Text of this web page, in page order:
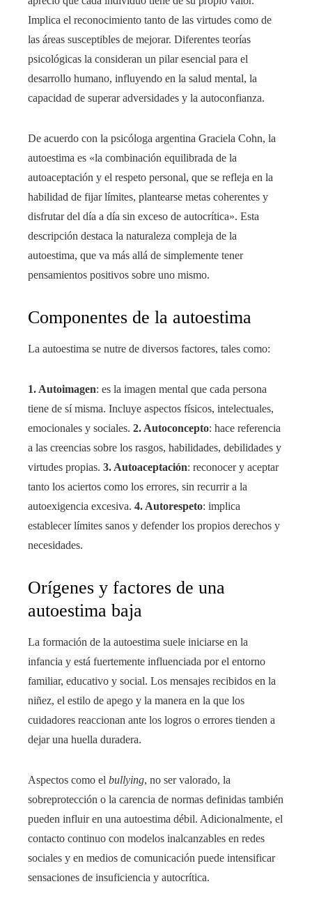
Implica el reconocimiento tanto de las virtudes como de
las áreas susceptibles de mejorar. Diferentes teorías
psicológicas la consideran un pilar esencial para el
desarrollo humano, influyendo en la salud mental, la
capacidad de superar adversidades y la autoconfianza.
De acuerdo con la psicóloga argentina Graciela Cohn, la
autoestima es «la combinación equilibrada de la
autoaceptación y el respeto personal, que se refleja en la
habilidad de fijar límites, plantearse metas coherentes y
disfrutar del día a día sin exceso de autocrítica». Esta
descripción destaca la naturaleza compleja de la
autoestima, que va más allá de simplemente tener
pensamientos positivos sobre uno mismo.
Componentes de la autoestima
La autoestima se nutre de diversos factores, tales como:
1. Autoimagen: es la imagen mental que cada persona
tiene de sí misma. Incluye aspectos físicos, intelectuales,
emocionales y sociales. 2. Autoconcepto: hace referencia
a las creencias sobre los rasgos, habilidades, debilidades y
virtudes propias. 3. Autoaceptación: reconocer y aceptar
tanto los aciertos como los errores, sin recurrir a la
autoexigencia excesiva. 4. Autorespeto: implica
establecer límites sanos y defender los propios derechos y
necesidades.
Orígenes y factores de una
autoestima baja
La formación de la autoestima suele iniciarse en la
infancia y está fuertemente influenciada por el entorno
familiar, educativo y social. Los mensajes recibidos en la
niñez, el estilo de apego y la manera en la que los
cuidadores reaccionan ante los logros o errores tienden a
dejar una huella duradera.
Aspectos como el bullying, no ser valorado, la
sobreprotección o la carencia de normas definidas también
pueden influir en una autoestima débil. Adicionalmente, el
contacto continuo con modelos inalcanzables en redes
sociales y en medios de comunicación puede intensificar
sensaciones de insuficiencia y autocrítica.